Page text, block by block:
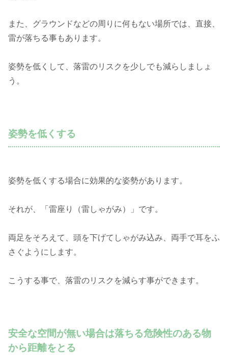
また、グラウンドなどの周りに何もない場所では、直接、
雷が落ちる事もあります。
姿勢を低くして、落雷のリスクを少しでも減らしましょ
う。
姿勢を低くする
姿勢を低くする場合に効果的な姿勢があります。
それが、「雷座り（雷しゃがみ）」です。
両足をそろえて、頭を下げてしゃがみ込み、両手で耳をふ
さぐようにします。
こうする事で、落雷のリスクを減らす事ができます。
安全な空間が無い場合は落ちる危険性のある物
から距離をとる